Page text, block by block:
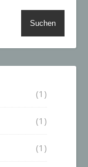
Suchen
(1)
(1)
(1)